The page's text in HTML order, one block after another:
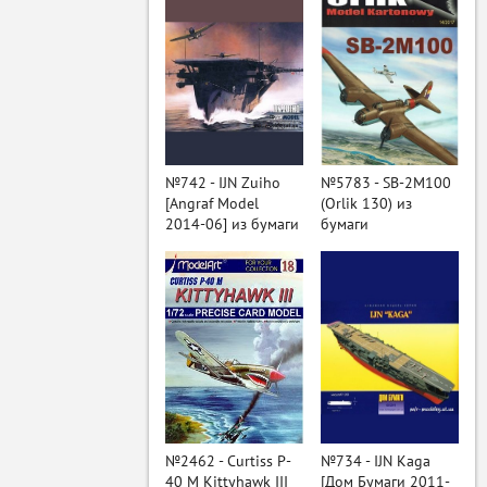
№742 - IJN Zuiho
[Angraf Model
2014-06] из бумаги
№5783 - SB-2M100
(Orlik 130) из
бумаги
№2462 - Curtiss P-
40 M Kittyhawk III
№734 - IJN Kaga
[Дом Бумаги 2011-